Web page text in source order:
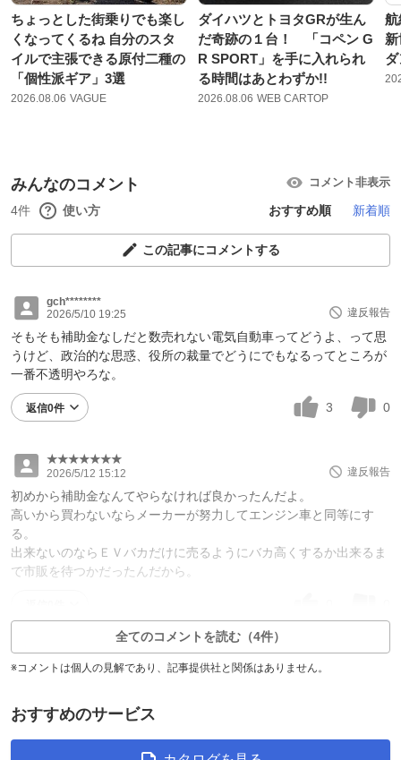
ちょっとした街乗りでも楽し
くなってくるね 自分のスタ
イルで主張できる原付二種の
「個性派ギア」3選
2026.08.06 VAGUE
ダイハツとトヨタGRが生ん
だ奇跡の１台！ 「コペン G
R SPORT」を手に入れられ
る時間はあとわずか!!
2026.08.06 WEB CARTOP
みんなのコメント コメント非表示
4件 使い方 おすすめ順 新着順
この記事にコメントする
gch********
2026/5/10 19:25
違反報告
そもそも補助金なしだと数売れない電気自動車ってどうよ、って思
うけど、政治的な思惑、役所の裁量でどうにでもなるってところが
一番不透明やろな。
返信0件 3 0
★★★★★★★
2026/5/12 15:12
違反報告
初めから補助金なんてやらなければ良かったんだよ。
高いから買わないならメーカーが努力してエンジン車と同等にす
る。
出来ないのならＥＶバカだけに売るようにバカ高くするか出来るま
で市販を待つかだったんだから。
全てのコメントを読む（4件）
※コメントは個人の見解であり、記事提供社と関係はありません。
おすすめのサービス